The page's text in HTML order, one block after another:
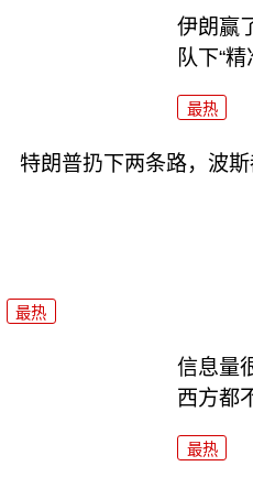
伊朗赢
队下“
最热
特朗普扔下两条路，波
最热
信息量
西方都
最热